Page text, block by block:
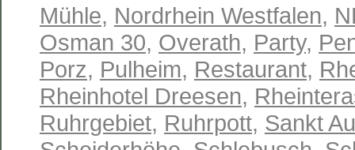
Mühle, Nordrhein Westfalen,
Osman 30, Overath, Party,
Porz, Pulheim, Restaurant,
Rheinhotel Dreesen,
Ruhrgebiet, Ruhrpott, Sankt